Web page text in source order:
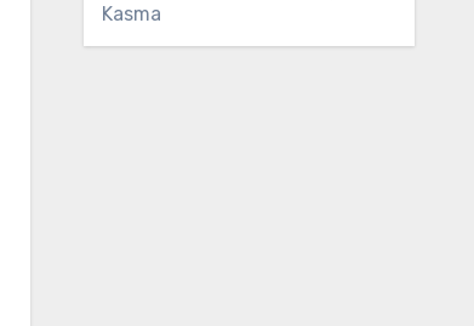
Kasma